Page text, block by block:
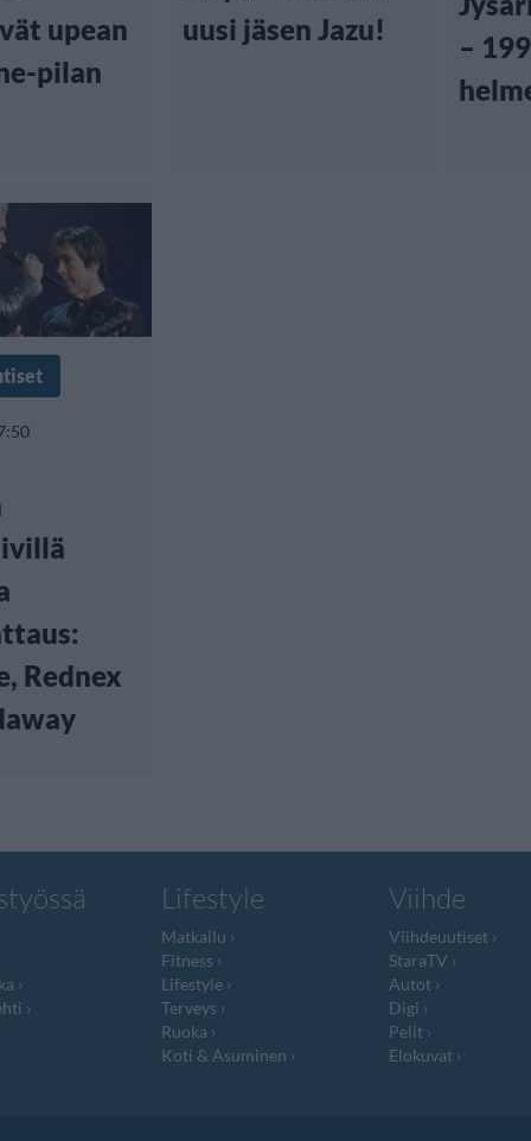
upean
pilan
uusi jäsen Jazu!
–
Rednex
Lifestyle
Matkailu
Fitness
Lifestyle
Terveys
Ruoka
Koti & Asuminen
Viihde
Viihdeuutiset
StaraTV
Autot
Digi
Pelit
Elokuvat